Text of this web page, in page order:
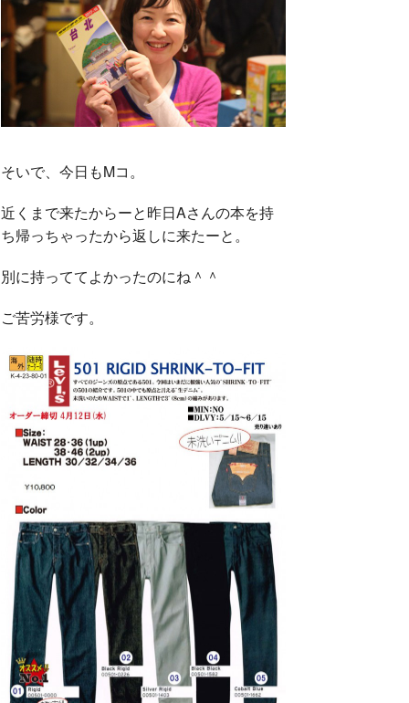
そいで、今日もMコ。
近くまで来たからーと昨日Aさんの本を持
ち帰っちゃったから返しに来たーと。
別に持っててよかったのにね＾＾
ご苦労様です。